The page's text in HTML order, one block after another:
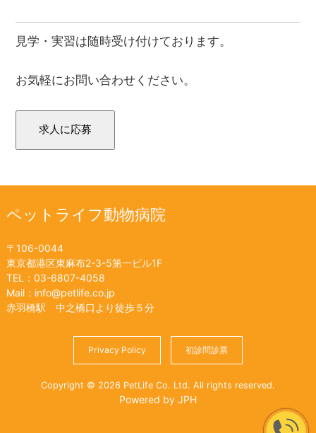
見学・実習は随時受け付けております。
お気軽にお問い合わせください。
ペットライフ動物病院
〒106-0044
東京都港区東麻布2-3-5第一ビル1F
TEL：03-6807-4058
Mail：info@petlife.co.jp
赤羽橋駅 中之橋口より徒歩５分
Privacy Policy 初診問診票
Copyright © 2026 PetLife Co. Ltd. All rights reserved.
Powered by JPH